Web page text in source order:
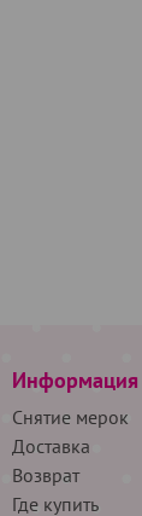
Информация
Снятие мерок
Доставка
Возврат
Где купить